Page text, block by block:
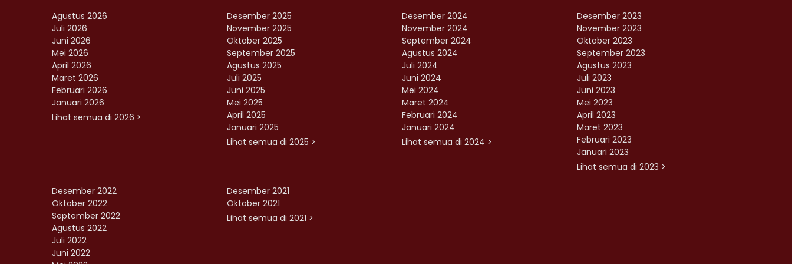
Agustus 2026
Juli 2026
Juni 2026
Mei 2026
April 2026
Maret 2026
Februari 2026
Januari 2026
Lihat semua di 2026 >
Desember 2025
November 2025
Oktober 2025
September 2025
Agustus 2025
Juli 2025
Juni 2025
Mei 2025
April 2025
Januari 2025
Lihat semua di 2025 >
Desember 2024
November 2024
September 2024
Agustus 2024
Juli 2024
Juni 2024
Mei 2024
Maret 2024
Februari 2024
Januari 2024
Lihat semua di 2024 >
Desember 2023
November 2023
Oktober 2023
September 2023
Agustus 2023
Juli 2023
Juni 2023
Mei 2023
April 2023
Maret 2023
Februari 2023
Januari 2023
Lihat semua di 2023 >
Desember 2022
Oktober 2022
September 2022
Agustus 2022
Juli 2022
Juni 2022
Desember 2021
Oktober 2021
Lihat semua di 2021 >